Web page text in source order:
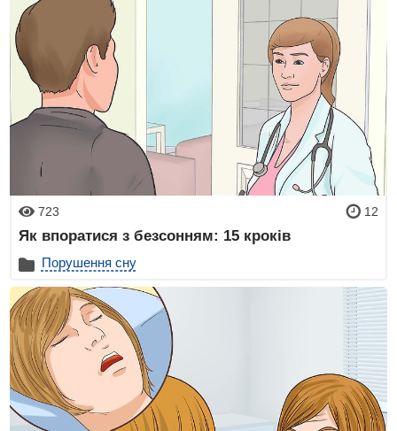
723 12
Як впоратися з безсонням: 15 кроків
Порушення сну